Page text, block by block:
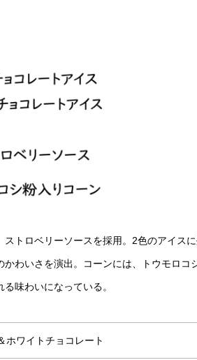
トロベリーソースを採用。2色のアイス
わいさを演出。コーンには、トウモロコ
味わいになっている。
ホワイトチョコレート